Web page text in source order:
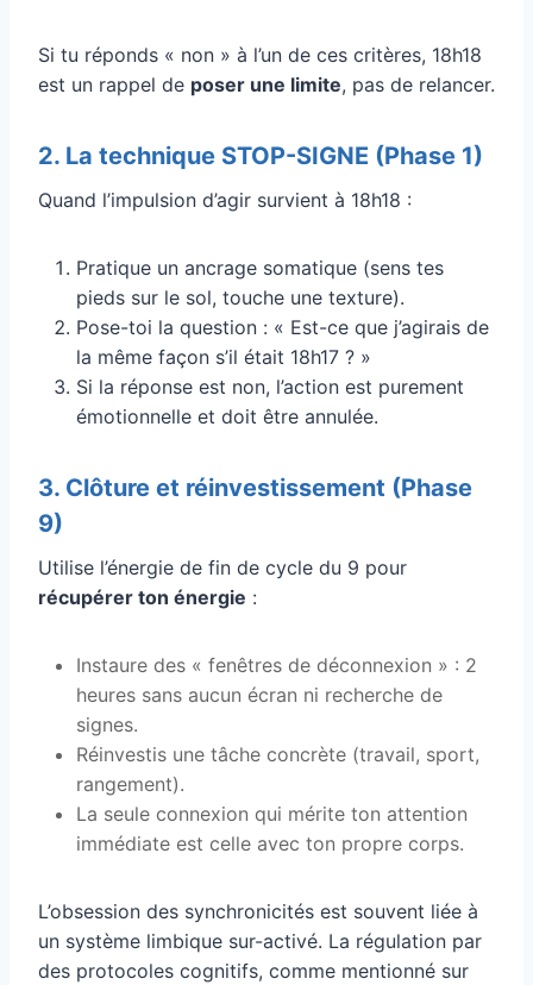
Si tu réponds « non » à l’un de ces critères, 18h18
est un rappel de poser une limite, pas de relancer.
2. La technique STOP-SIGNE (Phase 1)
Quand l’impulsion d’agir survient à 18h18 :
Pratique un ancrage somatique (sens tes
pieds sur le sol, touche une texture).
Pose-toi la question : « Est-ce que j’agirais de
la même façon s’il était 18h17 ? »
Si la réponse est non, l’action est purement
émotionnelle et doit être annulée.
3. Clôture et réinvestissement (Phase
9)
Utilise l’énergie de fin de cycle du 9 pour
récupérer ton énergie :
Instaure des « fenêtres de déconnexion » : 2
heures sans aucun écran ni recherche de
signes.
Réinvestis une tâche concrète (travail, sport,
rangement).
La seule connexion qui mérite ton attention
immédiate est celle avec ton propre corps.
L’obsession des synchronicités est souvent liée à
un système limbique sur-activé. La régulation par
des protocoles cognitifs, comme mentionné sur